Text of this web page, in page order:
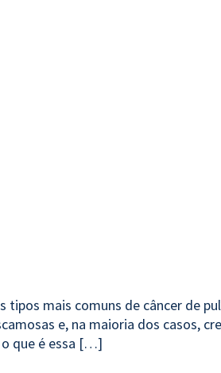
tipos mais comuns de câncer de
e, na maioria dos casos,
que é essa […]